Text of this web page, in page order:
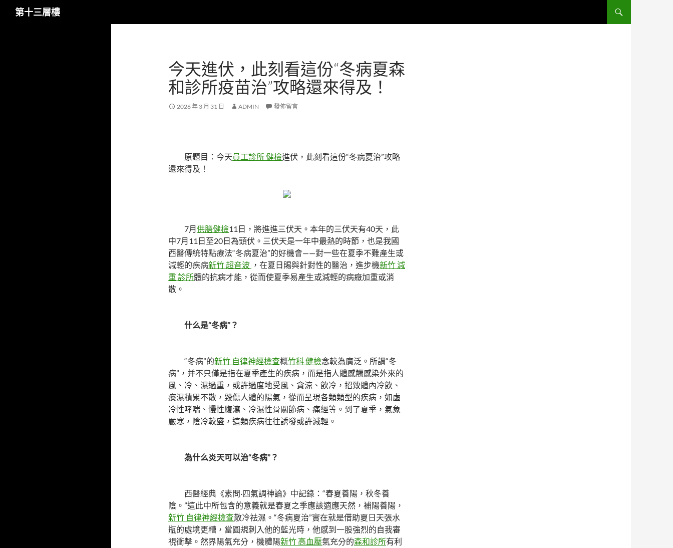
第十三層樓
今天進伏，此刻看這份“冬病夏森
和診所疫苗治”攻略還來得及！
2026 年 3 月 31 日 ADMIN 發佈留言
原題目：今天員工診所 健檢進伏，此刻看這份“冬病夏治”攻略
還來得及！
7月供膳健檢11日，將進進三伏天。本年的三伏天有40天，此
中7月11日至20日為頭伏。三伏天是一年中最熱的時節，也是我國
西醫傳統特點療法“冬病夏治”的好機會——對一些在夏季不難產生或
減輕的疾病新竹 超音波 ，在夏日賜與針對性的醫治，進步機新竹 減
重 診所體的抗病才能，從而使夏季易產生或減輕的病癥加重或消
散。
什么是“冬病”？
“冬病”的新竹 自律神經檢查概竹科 健檢念較為廣泛。所謂“冬
病”，并不只僅是指在夏季產生的疾病，而是指人體感觸感染外來的
風、冷、濕過重，或許過度地受風、貪涼、飲冷，招致體內冷飲、
痰濕積累不散，毀傷人體的陽氣，從而呈現各類類型的疾病，如虛
冷性哮喘、慢性腹瀉、冷濕性骨關節病、痛經等。到了夏季，氣象
嚴寒，陰冷較盛，這類疾病往往誘發或許減輕。
為什么炎天可以治“冬病”？
西醫經典《素問·四氣調神論》中記錄：“春夏養陽，秋冬養
陰。”這此中所包含的意義就是春夏之季應該適應天然，補陽養陽，
新竹 自律神經檢查散冷祛濕。“冬病夏治”實在就是借助夏日天張水
瓶的處境更糟，當圓規刺入他的藍光時，他感到一股強烈的自我審
視衝擊。然界陽氣充分，機體陽新竹 高血壓氣充分的森和診所有利